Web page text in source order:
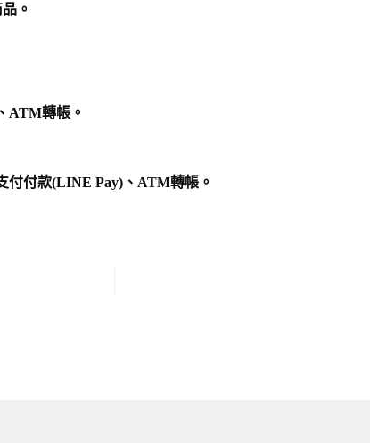
。
ATM轉帳。
付付款(LINE Pay)、ATM轉帳。